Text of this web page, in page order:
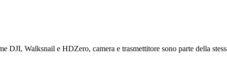
Walksnail e HDZero, camera e trasmettitore sono parte della